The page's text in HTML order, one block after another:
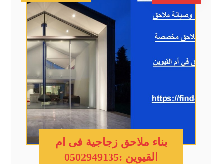
بناء ملاحق زجاجية فى ام
القيوين :0502949135